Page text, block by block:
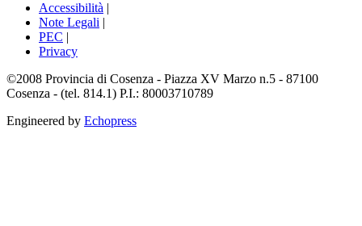
Accessibilità |
Note Legali |
PEC |
Privacy
©2008 Provincia di Cosenza - Piazza XV Marzo n.5 - 87100
Cosenza - (tel. 814.1) P.I.: 80003710789
Engineered by Echopress